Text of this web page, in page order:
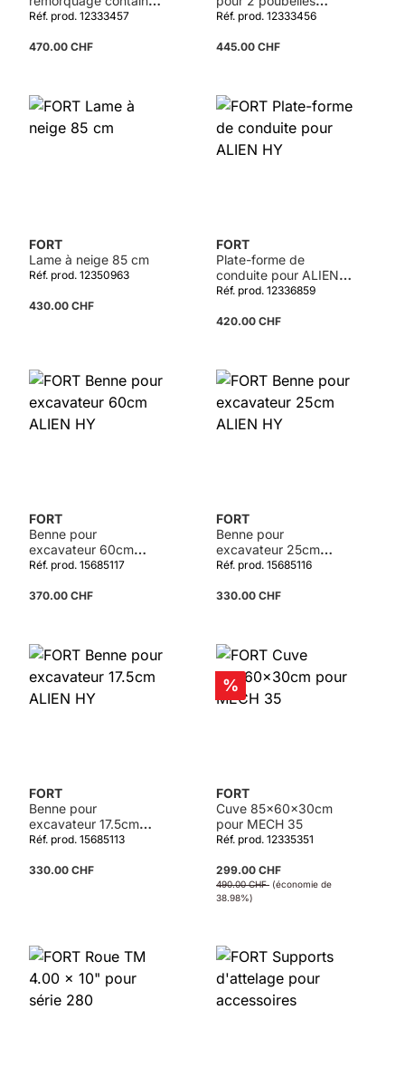
de déchets à 4 roues
12333414(600W
Réf. prod. 12333457
470.00 CHF
120/240 l pour
timon pivotante)
Réf. prod. 12333456
445.00 CHF
FORT
Lame à neige 85 cm
Réf. prod. 12350963
430.00 CHF
FORT
Plate-forme de
conduite pour ALIEN
HY
Réf. prod. 12336859
420.00 CHF
FORT
Benne pour
excavateur 60cm
ALIEN HY
Réf. prod. 15685117
370.00 CHF
FORT
Benne pour
excavateur 25cm
ALIEN HY
Réf. prod. 15685116
330.00 CHF
FORT
Benne pour
excavateur 17.5cm
ALIEN HY
Réf. prod. 15685113
330.00 CHF
Réduction
%
FORT
Cuve 85x60x30cm
pour MECH 35
Réf. prod. 12335351
299.00 CHF
490.00 CHF (économie de
38.98%)